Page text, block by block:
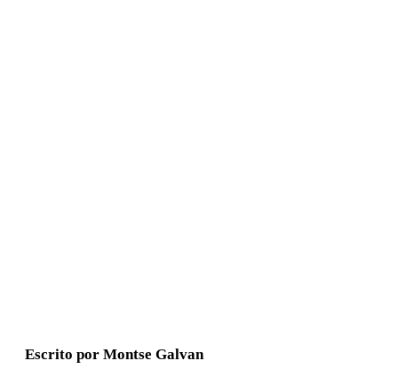
Escrito por Montse Galvan